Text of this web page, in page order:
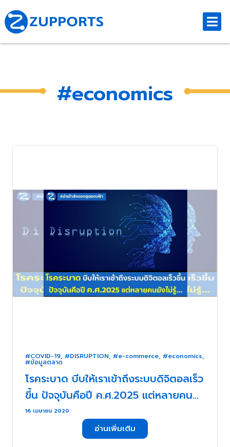
#economics
#COVID-19, #DISRUPTION, #e-commerce, #economics,
#ข้อมูลตลาด
โรคระบาด บีบให้เราเข้าถึงระบบดิจิตอลเร็ว
ขึ้น ปัจจุบันคือปี ค.ศ.2025 แต่หลายคน
ยังไม่รู้(ตัว)… . . .
16 เมษายน 2020
อ่านเพิ่มเติม